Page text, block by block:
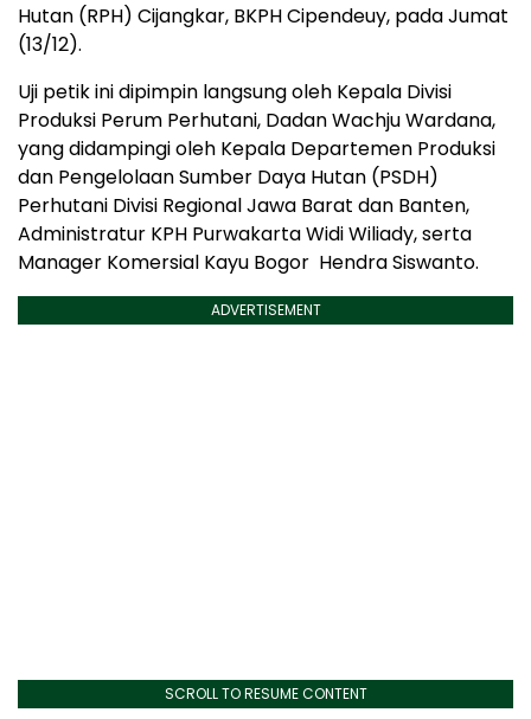
Hutan (RPH) Cijangkar, BKPH Cipendeuy, pada Jumat
(13/12).
Uji petik ini dipimpin langsung oleh Kepala Divisi
Produksi Perum Perhutani, Dadan Wachju Wardana,
yang didampingi oleh Kepala Departemen Produksi
dan Pengelolaan Sumber Daya Hutan (PSDH)
Perhutani Divisi Regional Jawa Barat dan Banten,
Administratur KPH Purwakarta Widi Wiliady, serta
Manager Komersial Kayu Bogor Hendra Siswanto.
ADVERTISEMENT
SCROLL TO RESUME CONTENT